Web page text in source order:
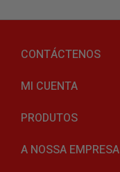
CONTÁCTENOS
MI CUENTA
PRODUTOS
A NOSSA EMPRESA